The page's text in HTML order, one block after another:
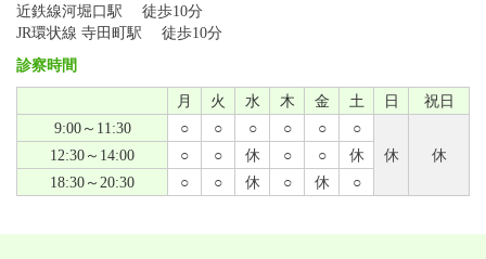
近鉄線河堀口駅 徒歩10分
JR環状線 寺田町駅 徒歩10分
診察時間
月 火 水 木 金 土 日
祝日
9:00～11:30
○ ○ ○ ○ ○
○
休
休
12:30～14:00 ○ ○ 休 ○ ○
休
18:30～20:30
○ ○ 休 ○ 休 ○